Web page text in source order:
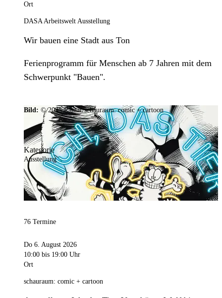
Ort
DASA Arbeitswelt Ausstellung
Wir bauen eine Stadt aus Ton
Ferienprogramm für Menschen ab 7 Jahren mit dem
Schwerpunkt "Bauen".
Bild: © 2025 Ramar/schauraum: comic + cartoon
Kategorie
Ausstellung
76 Termine
Do 6. August 2026
10:00 bis 19:00 Uhr
Ort
schauraum: comic + cartoon